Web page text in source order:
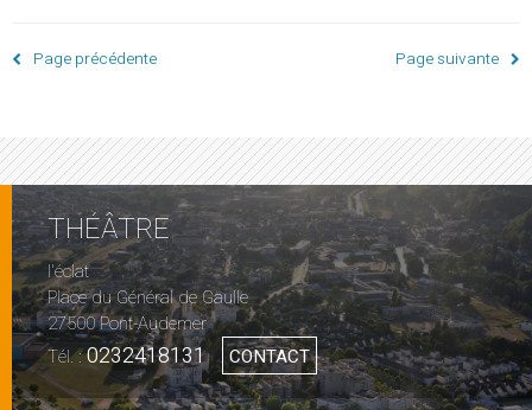
Page précédente Page suivante
THÉÂTRE
l'éclat
Place du Général de Gaulle
27500 Pont-Audemer
Tél. :0232418131 CONTACT